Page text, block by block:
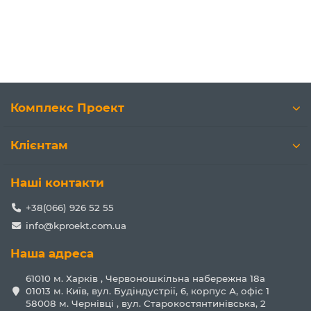
Комплекс Проект
Клієнтам
Наші контакти
+38(066) 926 52 55
info@kproekt.com.ua
Наша адреса
61010 м. Харків , Червоношкільна набережна 18а
01013 м. Київ, вул. Будіндустрії, 6, корпус А, офіс 1
58008 м. Чернівці , вул. Старокостянтинівська, 2